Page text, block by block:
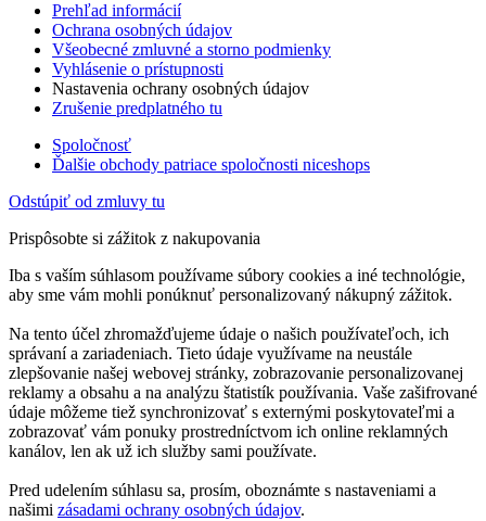
Prehľad informácií
Ochrana osobných údajov
Všeobecné zmluvné a storno podmienky
Vyhlásenie o prístupnosti
Nastavenia ochrany osobných údajov
Zrušenie predplatného tu
Spoločnosť
Ďalšie obchody patriace spoločnosti niceshops
Odstúpiť od zmluvy tu
Prispôsobte si zážitok z nakupovania
Iba s vaším súhlasom používame súbory cookies a iné technológie,
aby sme vám mohli ponúknuť personalizovaný nákupný zážitok.
Na tento účel zhromažďujeme údaje o našich používateľoch, ich
správaní a zariadeniach. Tieto údaje využívame na neustále
zlepšovanie našej webovej stránky, zobrazovanie personalizovanej
reklamy a obsahu a na analýzu štatistík používania. Vaše zašifrované
údaje môžeme tiež synchronizovať s externými poskytovateľmi a
zobrazovať vám ponuky prostredníctvom ich online reklamných
kanálov, len ak už ich služby sami používate.
Pred udelením súhlasu sa, prosím, oboznámte s nastaveniami a
našimi zásadami ochrany osobných údajov.